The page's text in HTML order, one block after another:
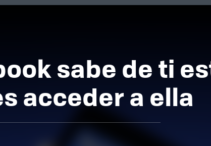
sabe de ti
acceder a ella